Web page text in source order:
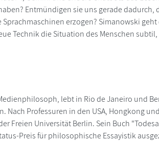
Entmündigen sie uns gerade dadurch,
erzogen? Simanowski
Technik die Situation des Menschen
lebt in Rio de Janeiro und
Professuren in den USA, Hongkong
Freien Universität Berlin. Sein Buch
Preis für philosophische Essayistik